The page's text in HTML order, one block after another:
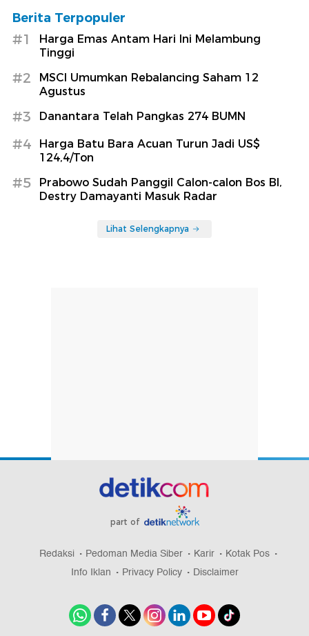
Berita Terpopuler
#1
Harga Emas Antam Hari Ini Melambung
Tinggi
#2
MSCI Umumkan Rebalancing Saham 12
Agustus
#3 Danantara Telah Pangkas 274 BUMN
#4
Harga Batu Bara Acuan Turun Jadi US$
124,4/Ton
#5
Prabowo Sudah Panggil Calon-calon Bos BI,
Destry Damayanti Masuk Radar
Lihat Selengkapnya
part of
Redaksi Pedoman Media Siber Karir
Kotak Pos
Info Iklan
Privacy Policy Disclaimer